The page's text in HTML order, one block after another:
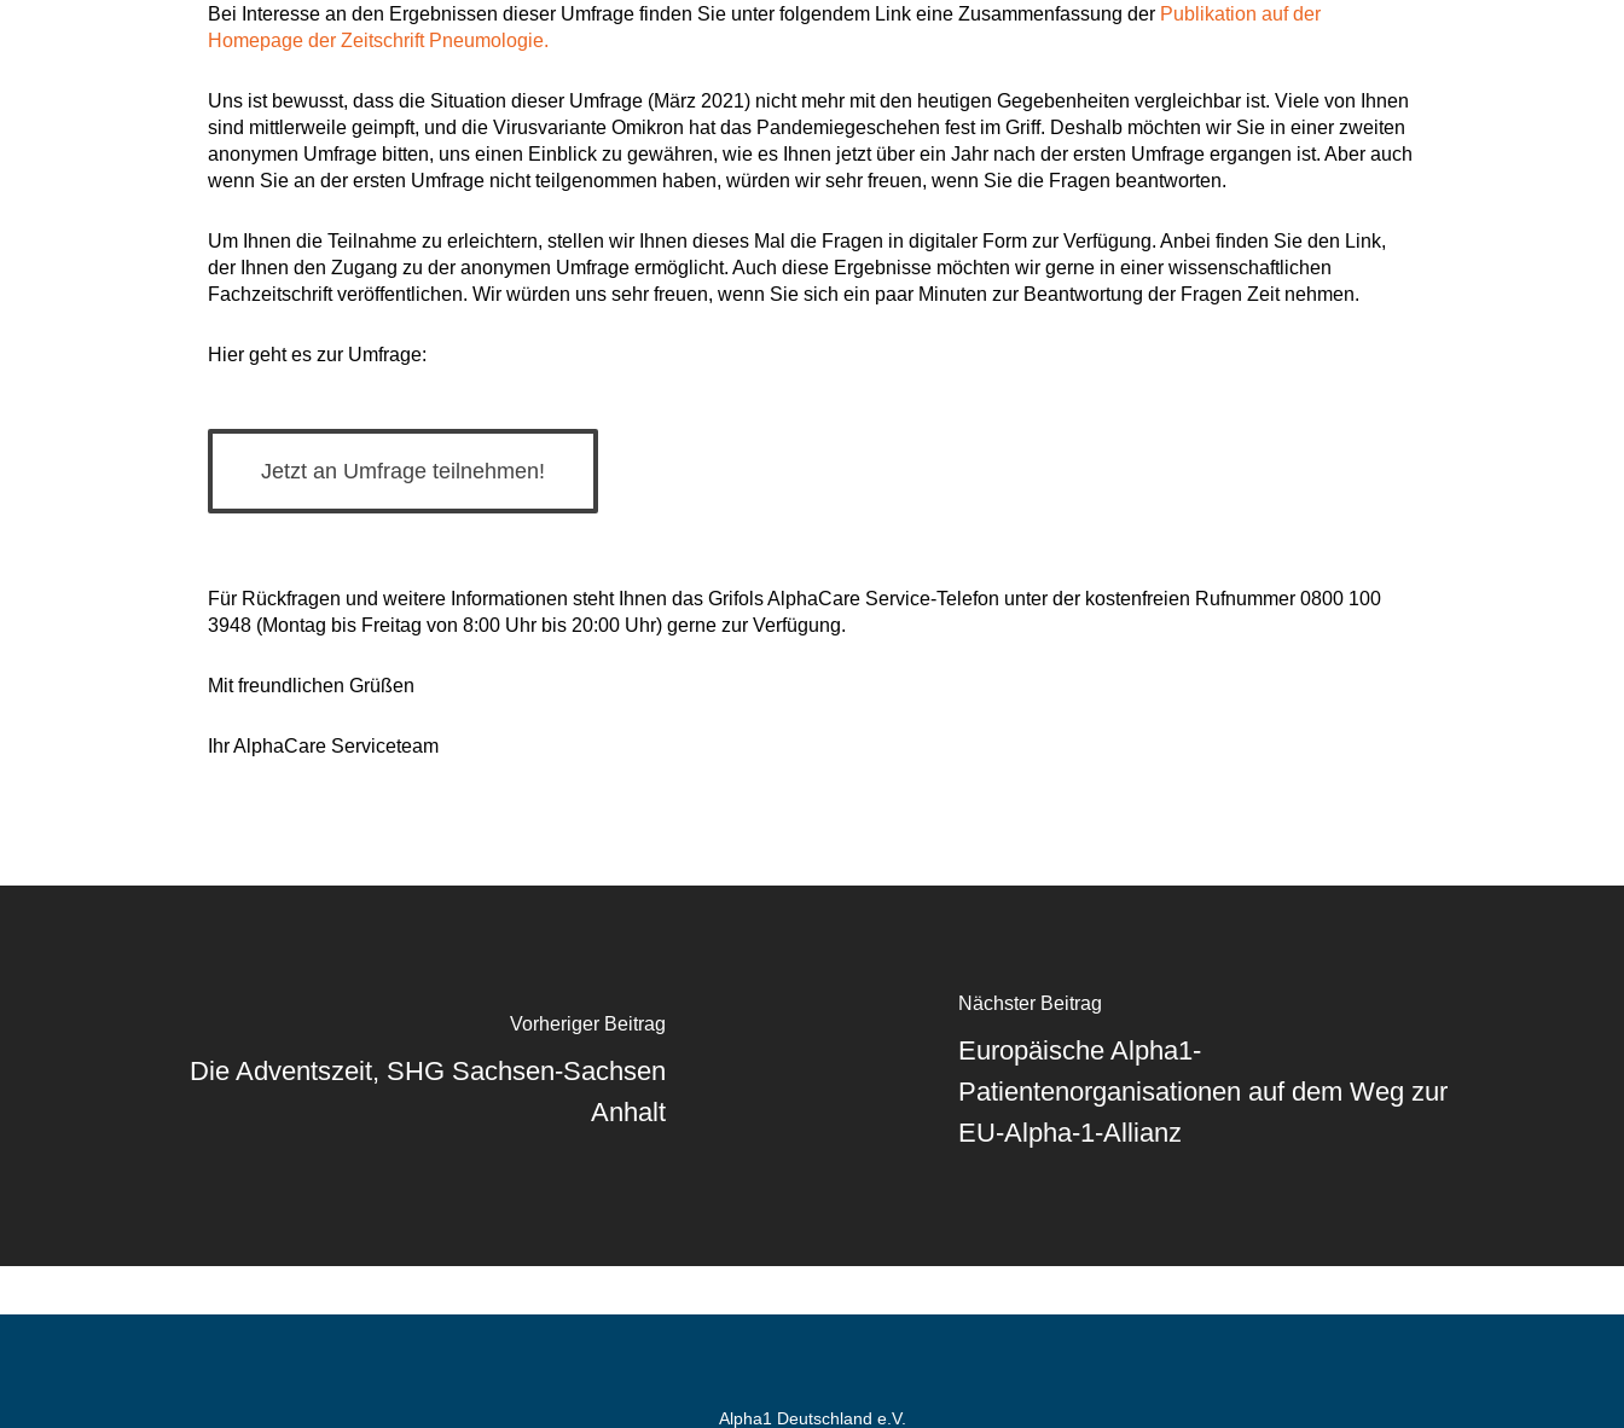
Bei Interesse an den Ergebnissen dieser Umfrage finden Sie unter folgendem Link eine Zusammenfassung der Publikation auf der
Homepage der Zeitschrift Pneumologie.
Uns ist bewusst, dass die Situation dieser Umfrage (März 2021) nicht mehr mit den heutigen Gegebenheiten vergleichbar ist. Viele von Ihnen
sind mittlerweile geimpft, und die Virusvariante Omikron hat das Pandemiegeschehen fest im Griff. Deshalb möchten wir Sie in einer zweiten
anonymen Umfrage bitten, uns einen Einblick zu gewähren, wie es Ihnen jetzt über ein Jahr nach der ersten Umfrage ergangen ist. Aber auch
wenn Sie an der ersten Umfrage nicht teilgenommen haben, würden wir sehr freuen, wenn Sie die Fragen beantworten.
Um Ihnen die Teilnahme zu erleichtern, stellen wir Ihnen dieses Mal die Fragen in digitaler Form zur Verfügung. Anbei finden Sie den Link,
der Ihnen den Zugang zu der anonymen Umfrage ermöglicht. Auch diese Ergebnisse möchten wir gerne in einer wissenschaftlichen
Fachzeitschrift veröffentlichen. Wir würden uns sehr freuen, wenn Sie sich ein paar Minuten zur Beantwortung der Fragen Zeit nehmen.
Hier geht es zur Umfrage:
Jetzt an Umfrage teilnehmen!
Für Rückfragen und weitere Informationen steht Ihnen das Grifols AlphaCare Service-Telefon unter der kostenfreien Rufnummer 0800 100
3948 (Montag bis Freitag von 8:00 Uhr bis 20:00 Uhr) gerne zur Verfügung.
Mit freundlichen Grüßen
Ihr AlphaCare Serviceteam
Vorheriger Beitrag
Die Adventszeit, SHG Sachsen-Sachsen
Anhalt
Nächster Beitrag
Europäische Alpha1-
Patientenorganisationen auf dem Weg zur
EU-Alpha-1-Allianz
Alpha1 Deutschland e.V.